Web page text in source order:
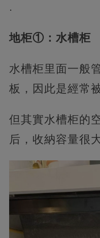
.
地柜①：水槽柜
水槽柜里面一般
板，因此是經常
但其實水槽柜的
后，收納容量很大